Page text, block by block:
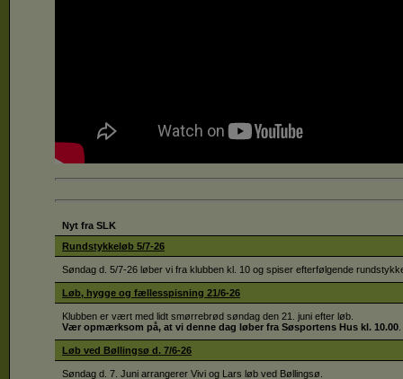
Nyt fra SLK
Rundstykkeløb 5/7-26
Søndag d. 5/7-26 løber vi fra klubben kl. 10 og spiser efterfølgende
Løb, hygge og fællesspisning 21/6-26
Klubben er vært med lidt smørrebrød søndag den 21. juni efter løb.
Vær opmærksom på, at vi denne dag løber fra Søsportens Hus kl. 10.00
Løb ved Bøllingsø d. 7/6-26
Søndag d. 7. Juni arrangerer Vivi og Lars løb ved Bøllingsø.